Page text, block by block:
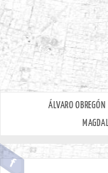
ÁLVARO OBREGÓN